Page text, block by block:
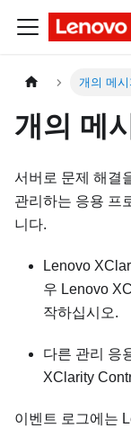
개의 메시
개의 메
서버로 문제 해결
관리하는 응용 프
니다.
Lenovo
우 Lenovo
작하십시오.
다른 관리 응
XClarity
이벤트 로그에는